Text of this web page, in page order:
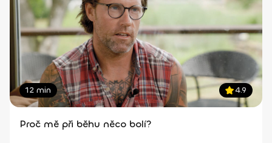
12 min 4.9
Proč mě při běhu něco bolí?